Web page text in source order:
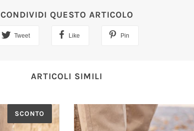
CONDIVIDI QUESTO ARTICOLO
Tweet Like Pin
ARTICOLI SIMILI
SCONTO